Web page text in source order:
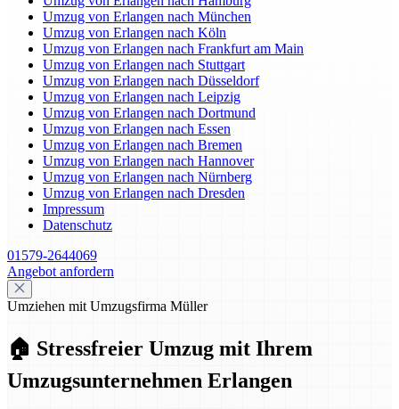
Umzug von Erlangen nach München
Umzug von Erlangen nach Köln
Umzug von Erlangen nach Frankfurt am Main
Umzug von Erlangen nach Stuttgart
Umzug von Erlangen nach Düsseldorf
Umzug von Erlangen nach Leipzig
Umzug von Erlangen nach Dortmund
Umzug von Erlangen nach Essen
Umzug von Erlangen nach Bremen
Umzug von Erlangen nach Hannover
Umzug von Erlangen nach Nürnberg
Umzug von Erlangen nach Dresden
Impressum
Datenschutz
01579-2644069
Angebot anfordern
Umziehen mit Umzugsfirma Müller
🏠 Stressfreier Umzug mit Ihrem
Umzugsunternehmen Erlangen